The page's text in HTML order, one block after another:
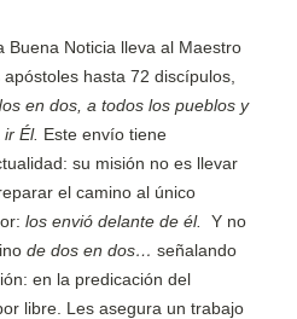
Buena Noticia lleva al Maestro
hasta 72 discípulos,
en dos, a todos los pueblos y
Él. Este envío tiene
su misión no es llevar
el camino al único
los envió delante de él.
Y no
de dos en dos… señalando
en la predicación del
libre. Les asegura un trabajo